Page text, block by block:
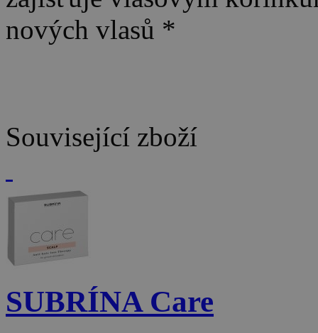
nových vlasů *
Související zboží
SUBRÍNA Care